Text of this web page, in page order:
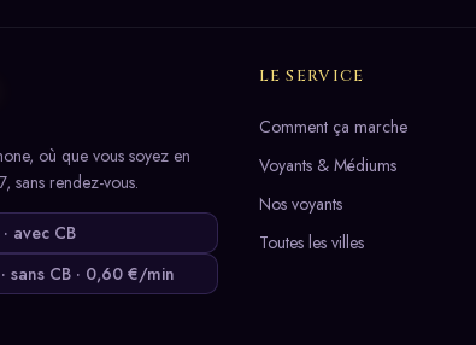
où que vous soyez en
sans rendez-vous.
avec CB
CB · 0,60 €/min
LE SERVICE
Comment ça marche
Voyants & Médiums
Nos voyants
Toutes les villes